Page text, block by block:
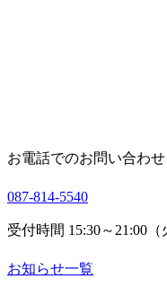
お電話でのお問い合わせ
087-814-5540
受付時間 15:30～21:00（
お知らせ一覧